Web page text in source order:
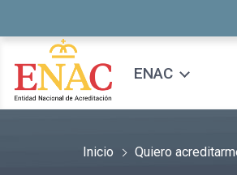
ENAC
Inicio Quiero